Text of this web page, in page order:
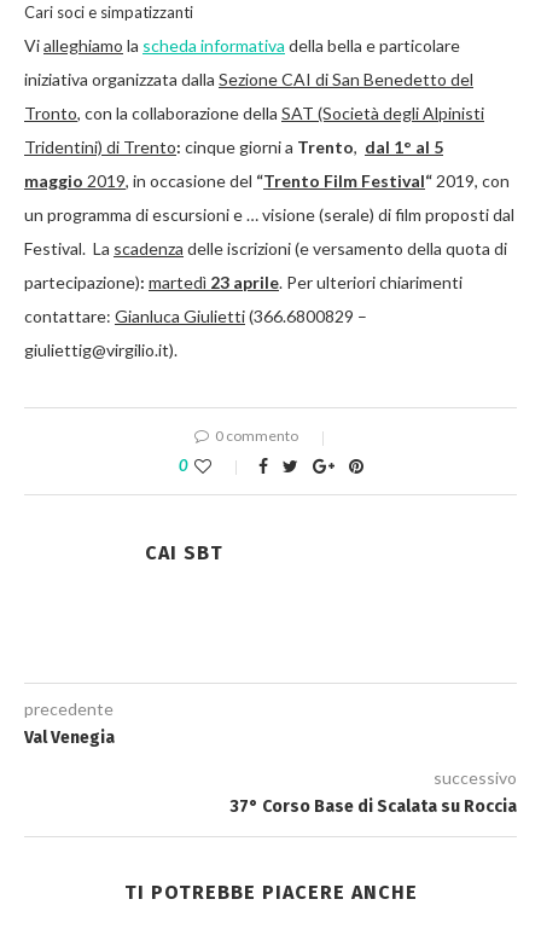
Cari soci e simpatizzanti
Vialleghiamo la scheda informativa della bella e particolare
iniziativa organizzata dalla Sezione CAI di San Benedetto del
Tronto, con la collaborazione della SAT (Società degli Alpinisti
Tridentini) di Trento: cinque giorni a Trento, dal 1° al 5
maggio 2019, in occasione del “Trento Film Festival“ 2019, con
un programma di escursioni e … visione (serale) di film proposti dal
Festival. La scadenza delle iscrizioni (e versamento della quota di
partecipazione): martedì 23 aprile. Per ulteriori chiarimenti
contattare: Gianluca Giulietti(366.6800829 –
giuliettig@virgilio.it).
0 commento
0
CAI SBT
precedente
Val Venegia
successivo
37° Corso Base di Scalata su Roccia
TI POTREBBE PIACERE ANCHE